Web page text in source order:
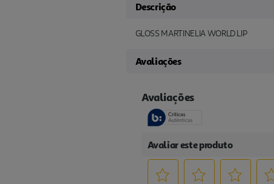
Descrição
GLOSS MARTINELIA WORLD LIP
Avaliações